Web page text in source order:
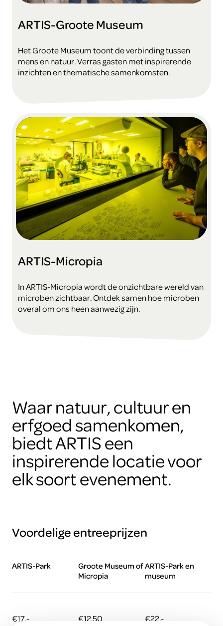
ARTIS-Groote Museum
Het Groote Museum toont de verbinding tussen
mens en natuur. Verras gasten met inspirerende
inzichten en thematische samenkomsten.
ARTIS-Micropia
In ARTIS-Micropia wordt de onzichtbare wereld van
microben zichtbaar. Ontdek samen hoe microben
overal om ons heen aanwezig zijn.
Waar natuur, cultuur en
erfgoed samenkomen,
biedt ARTIS een
inspirerende locatie voor
elk soort evenement.
Voordelige entreeprijzen
ARTIS-Park
Groote Museum of
Micropia
ARTIS-Park en
museum
€17,- €12,50 €22,-